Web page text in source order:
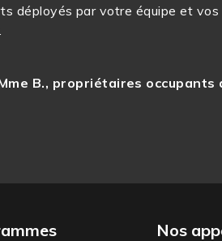
déployés par votre équipe et
B., propriétaires occupants
Nos